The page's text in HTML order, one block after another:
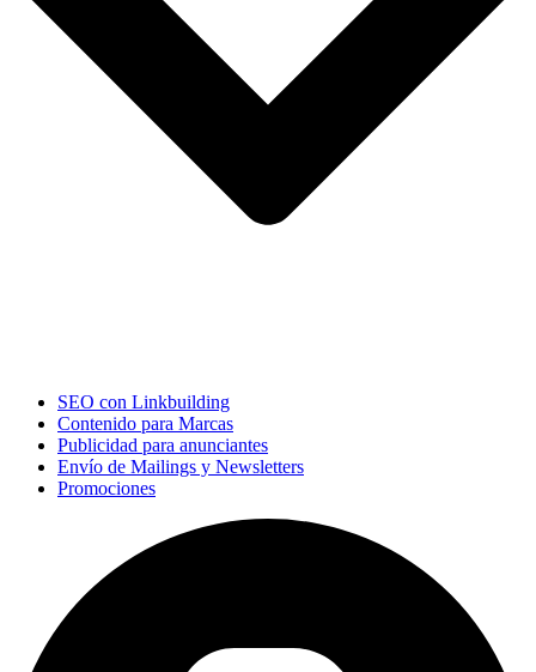
SEO con Linkbuilding
Contenido para Marcas
Publicidad para anunciantes
Envío de Mailings y Newsletters
Promociones